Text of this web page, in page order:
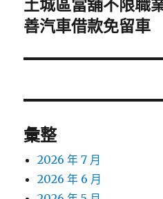
下
一
文
土城區當舖不限職
善汽車借款免留車
彙整
2026 年 7 月
2026 年 6 月